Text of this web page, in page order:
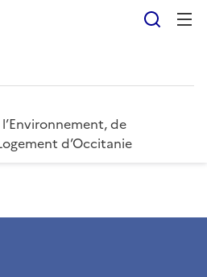
de
d’Occitanie